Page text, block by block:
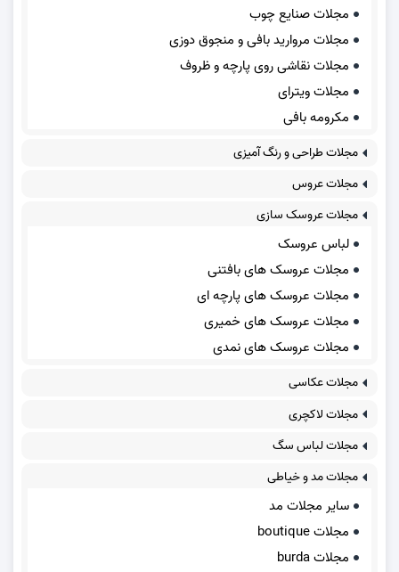
مجلات صنایع چوب
مجلات مروارید بافی و منجوق دوزی
مجلات نقاشی روی پارچه و ظروف
مجلات ویترای
مکرومه بافی
مجلات طراحی و رنگ آمیزی
مجلات عروس
مجلات عروسک سازی
لباس عروسک
مجلات عروسک های بافتنی
مجلات عروسک های پارچه ای
مجلات عروسک های خمیری
مجلات عروسک های نمدی
مجلات عکاسی
مجلات لاکچری
مجلات لباس سگ
مجلات مد و خیاطی
سایر مجلات مد
مجلات boutique
مجلات burda